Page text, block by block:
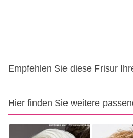
Empfehlen Sie diese Frisur
Hier finden Sie weitere